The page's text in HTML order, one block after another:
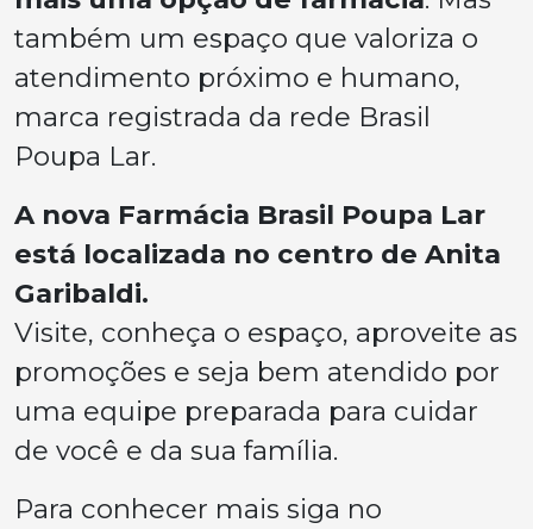
também um espaço que valoriza o
atendimento próximo e humano,
marca registrada da rede Brasil
Poupa Lar.
A nova Farmácia Brasil Poupa Lar
está localizada no centro de Anita
Garibaldi.
Visite, conheça o espaço, aproveite as
promoções e seja bem atendido por
uma equipe preparada para cuidar
de você e da sua família.
Para conhecer mais siga no